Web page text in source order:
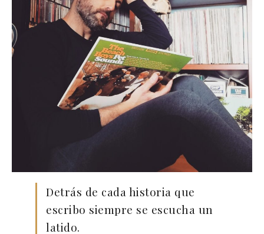
Detrás de cada historia que
escribo siempre se escucha un
latido.